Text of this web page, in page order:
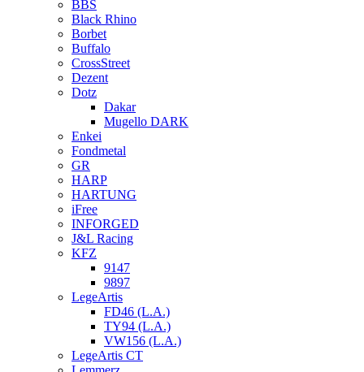
BBS
Black Rhino
Borbet
Buffalo
CrossStreet
Dezent
Dotz
Dakar
Mugello DARK
Enkei
Fondmetal
GR
HARP
HARTUNG
iFree
INFORGED
J&L Racing
KFZ
9147
9897
LegeArtis
FD46 (L.A.)
TY94 (L.A.)
VW156 (L.A.)
LegeArtis CT